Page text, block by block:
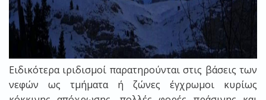
Ειδικότερα ιριδισμοί παρατηρούνται στις βάσεις των
νεφών ως τμήματα ή ζώνες έγχρωμοι κυρίως